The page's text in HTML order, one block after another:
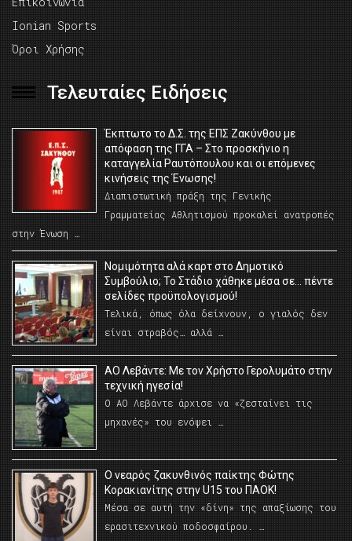
Ionian Sports
Όροι Χρήσης
Τελευταίες Ειδήσεις
Έκπτωτο το Δ.Σ. της ΕΠΣ Ζακύνθου με
απόφαση της ΓΓΑ – Στο προσκήνιο η
καταγγελία Ραυτόπουλου και οι επόμενες
κινήσεις της Ένωσης!
Διαπιστωτική πράξη της Γενικής
Γραμματείας Αθλητισμού προκαλεί ανατροπές
στην Ένωση …
Νομιμότητα αλά καρτ στο Δημοτικό
Συμβούλιο; Το Στάδιο χάθηκε μέσα σε… πέντε
σελίδες προϋπολογισμού!
Τελικά, όπως όλα δείχνουν, ο γιαλός δεν
είναι στραβός… αλλά …
ΑΟ Λεβάντε: Με τον Χρήστο Γερολυμάτο στην
τεχνική ηγεσία!
Ο ΑΟ Λεβάντε άρχισε να «ζεσταίνει τις
μηχανές» του ενόψει …
O νεαρός ζακυνθινός παίκτης Φώτης
Κορακιανίτης στην U15 του ΠΑΟΚ!
Μέσα σε αυτή την «δίνη» της απαξίωσης του
ερασιτεχνικού ποδοσφαίρου. …